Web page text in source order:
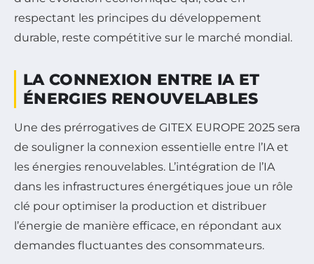
respectant les principes du développement
durable, reste compétitive sur le marché mondial.
LA CONNEXION ENTRE IA ET
ÉNERGIES RENOUVELABLES
Une des prérrogatives de GITEX EUROPE 2025 sera
de souligner la connexion essentielle entre l’IA et
les énergies renouvelables. L’intégration de l’IA
dans les infrastructures énergétiques joue un rôle
clé pour optimiser la production et distribuer
l’énergie de manière efficace, en répondant aux
demandes fluctuantes des consommateurs.